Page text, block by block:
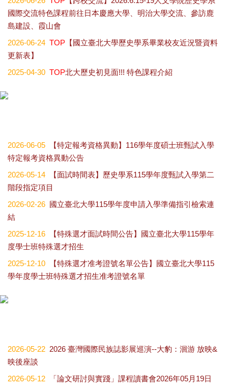
國際交流特色課程前往日本慶應大學、明治大學交流、參訪鹿
島建設、霞山會
2026-06-24 TOP 【國立臺北大學歷史學系畢業校友近況暨資料
更新表】
2025-04-30 TOP北大歷史初見面!!! 特色課程介紹
2026-06-05 【特定報考資格異動】116學年度碩士班甄試入學
特定報考資格異動公告
2026-05-14 【面試時間表】歷史學系115學年度甄試入學第二
階段指定項目
2026-02-26 國立臺北大學115學年度申請入學準備指引檢索連
結
2025-12-16 【特殊選才面試時間公告】國立臺北大學115學年
度學士班特殊選才招生
2025-12-10 【特殊選才准考證號名單公告】國立臺北大學115
學年度學士班特殊選才招生准考證號名單
2026-05-22 2026 臺灣國際民族誌影展巡演--大豹：洄游 放映&
映後座談
2026-05-12 「論文研討與實踐」課程讀書會2026年05月19日